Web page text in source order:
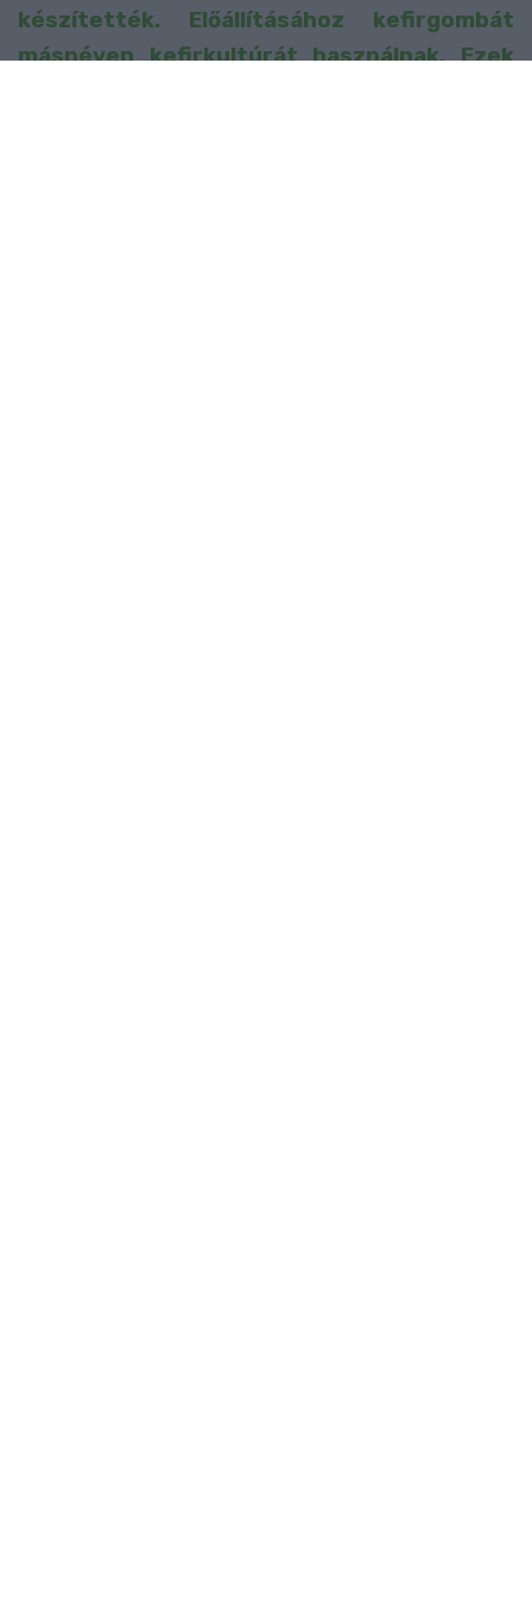
készítették. Előállításához kefirgombát
másnéven kefirkultúrát használnak. Ezek